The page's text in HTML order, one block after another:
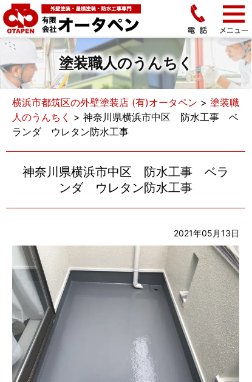
塗装職人のうんちく
横浜市都筑区の外壁塗装店 (有)オータペン > 塗装職
人のうんちく > 神奈川県横浜市中区 防水工事 ベ
ランダ ウレタン防水工事
神奈川県横浜市中区 防水工事 ベラ
ンダ ウレタン防水工事
2021年05月13日